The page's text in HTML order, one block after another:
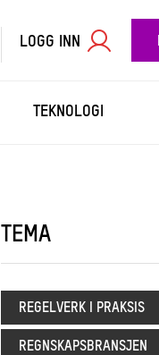
LOGG INN
TEKNOLOGI
TEMA
REGELVERK I PRAKSIS
REGNSKAPSBRANSJEN